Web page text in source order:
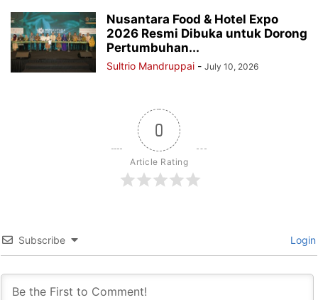
Nusantara Food & Hotel Expo
2026 Resmi Dibuka untuk Dorong
Pertumbuhan...
Sultrio Mandruppai - July 10, 2026
0
Article Rating
Subscribe Login